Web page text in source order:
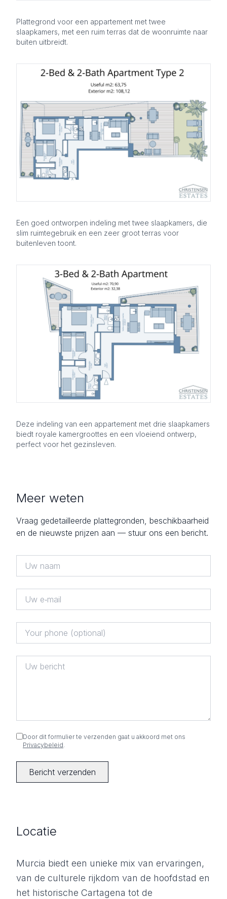
Plattegrond voor een appartement met twee
slaapkamers, met een ruim terras dat de woonruimte naar
buiten uitbreidt.
Een goed ontworpen indeling met twee slaapkamers, die
slim ruimtegebruik en een zeer groot terras voor
buitenleven toont.
Deze indeling van een appartement met drie slaapkamers
biedt royale kamergroottes en een vloeiend ontwerp,
perfect voor het gezinsleven.
Meer weten
Vraag gedetailleerde plattegronden, beschikbaarheid
en de nieuwste prijzen aan — stuur ons een bericht.
Door dit formulier te verzenden gaat u akkoord met ons
Privacybeleid.
Bericht verzenden
Locatie
Murcia biedt een unieke mix van ervaringen,
van de culturele rijkdom van de hoofdstad en
het historische Cartagena tot de